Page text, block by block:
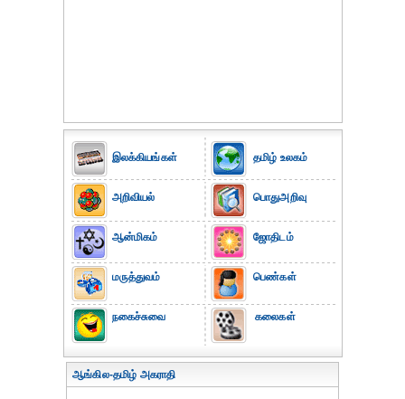
இலக்கியங்கள்
அறிவியல்
ஆன்மிகம்
மருத்துவம்
நகைச்சுவை
தமிழ் உலகம்
பொதுஅறிவு
ஜோதிடம்
பெண்கள்
கலைகள்
ஆங்கில-தமிழ் அகராதி